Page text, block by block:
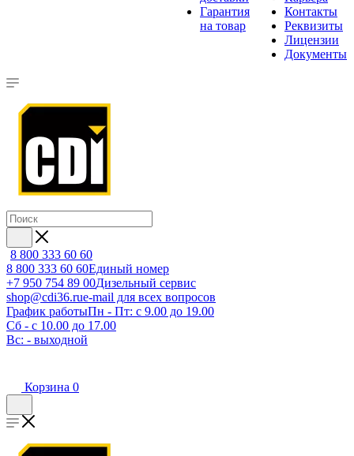
Гарантия
на товар
Контакты
Реквизиты
Лицензии
Документы
8 800 333 60 60
8 800 333 60 60Единый номер
+7 950 754 89 00Дизельный сервис
shop@cdi36.rue-mail для всех вопросов
График работыПн - Пт: с 9.00 до 19.00
Сб - с 10.00 до 17.00
Вс: - выходной
Корзина 0